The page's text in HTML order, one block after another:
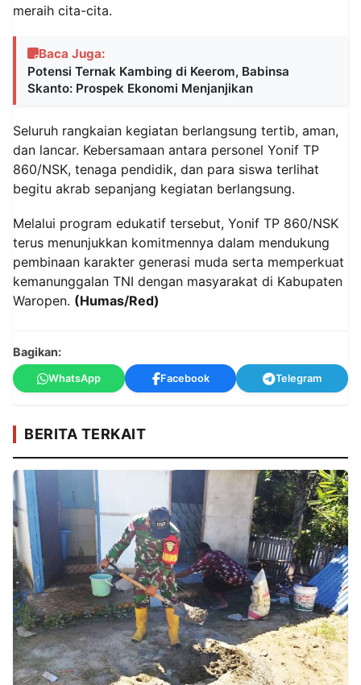
meraih cita-cita.
Baca Juga:
Potensi Ternak Kambing di Keerom, Babinsa
Skanto: Prospek Ekonomi Menjanjikan
Seluruh rangkaian kegiatan berlangsung tertib, aman,
dan lancar. Kebersamaan antara personel Yonif TP
860/NSK, tenaga pendidik, dan para siswa terlihat
begitu akrab sepanjang kegiatan berlangsung.
Melalui program edukatif tersebut, Yonif TP 860/NSK
terus menunjukkan komitmennya dalam mendukung
pembinaan karakter generasi muda serta memperkuat
kemanunggalan TNI dengan masyarakat di Kabupaten
Waropen. (Humas/Red)
Bagikan:
WhatsApp Facebook Telegram
BERITA TERKAIT